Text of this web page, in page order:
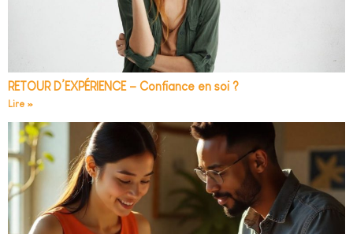
RETOUR D’EXPÉRIENCE – Confiance en soi ?
Lire »